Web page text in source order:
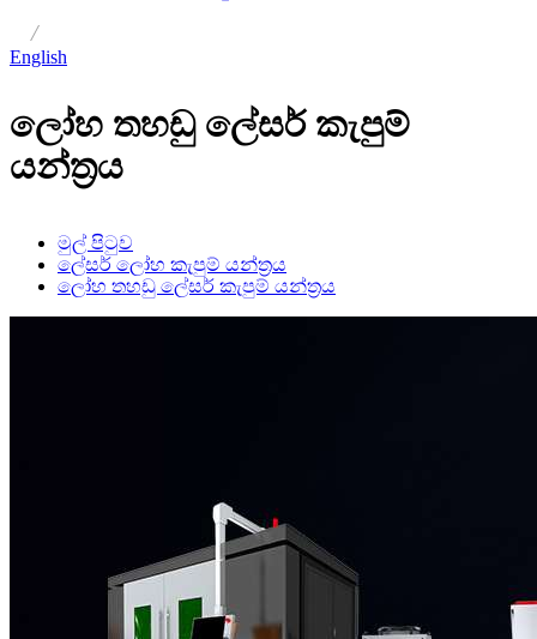
/
English
ලෝහ තහඩු ලේසර් කැපුම්
යන්ත්‍රය
මුල් පිටුව
ලේසර් ලෝහ කැපුම් යන්ත්‍රය
ලෝහ තහඩු ලේසර් කැපුම් යන්ත්‍රය